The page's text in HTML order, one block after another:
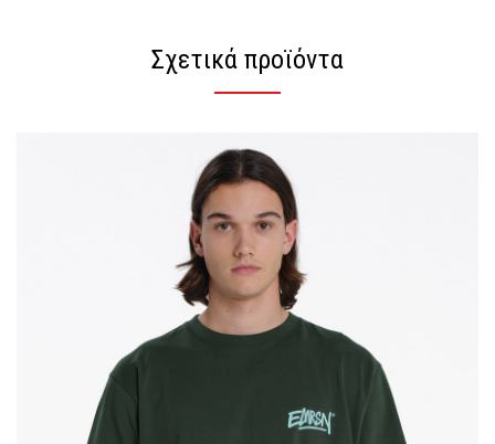
Σχετικά προϊόντα